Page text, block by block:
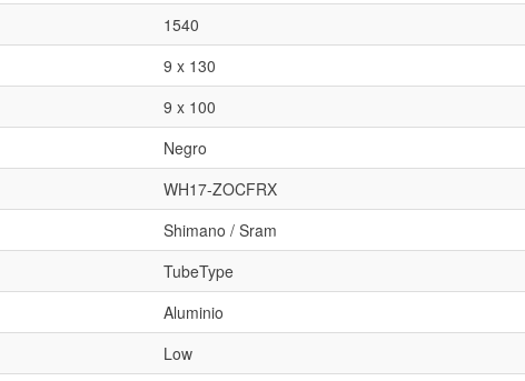
1540
9 x 130
9 x 100
Negro
WH17-ZOCFRX
Shimano / Sram
TubeType
Aluminio
Low